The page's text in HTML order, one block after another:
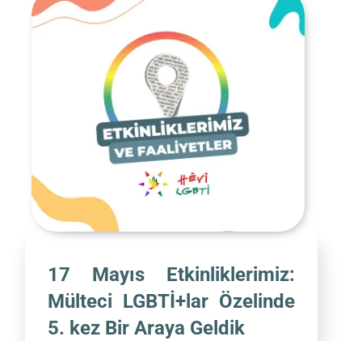
17 Mayıs Etkinliklerimiz:
Mülteci LGBTİ+lar Özelinde
5. kez Bir Araya Geldik